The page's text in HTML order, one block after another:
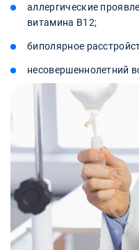
аллергические
витамина В12;
биполярное
несовершеннолетний